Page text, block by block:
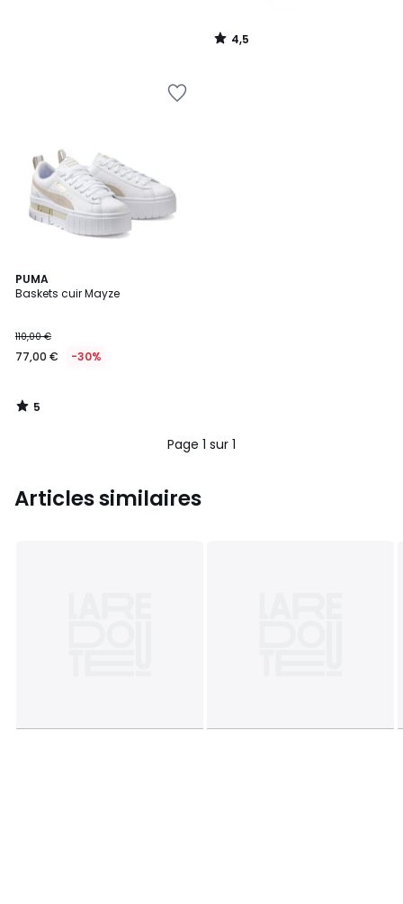
4,5
/
PUMA
Baskets cuir Mayze
110,00 €
77,00 € -30%
5
/
5
/
Page 1 sur 1
Articles similaires